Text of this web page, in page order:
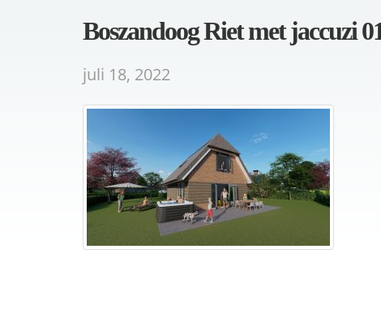
Boszandoog Riet met jaccuzi
juli 18, 2022